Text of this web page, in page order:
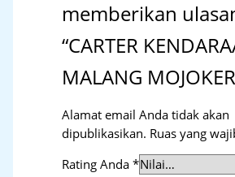
memberikan
“CARTER
MALANG
Alamat email Anda tidak akan
dipublikasikan. Ruas yang
Rating Anda*